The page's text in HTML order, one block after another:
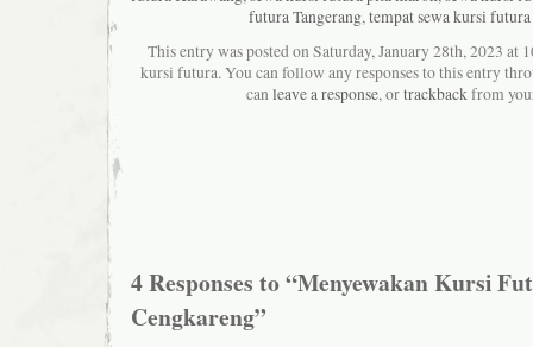
futura Tangerang,tempat sewa kursi
This entry was posted on Saturday, January 28th, 2023 at
kursi futura. You can follow any responses to this entry
canleave a response, ortrackbackfrom
4 Responses to “Menyewakan Kursi
Cengkareng”